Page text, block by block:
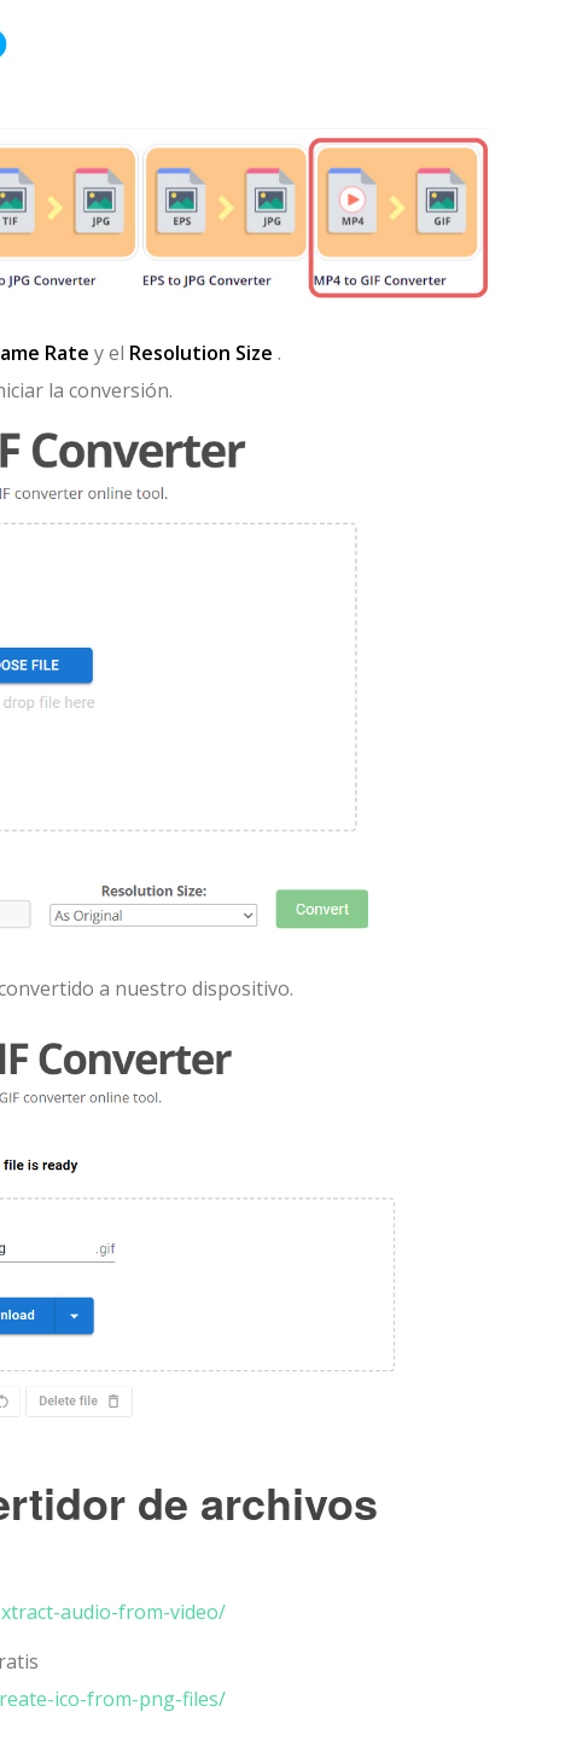
Rate y el Resolution Size .
la conversión.
a nuestro dispositivo.
de archivos
audio-from-video/
ico-from-png-files/